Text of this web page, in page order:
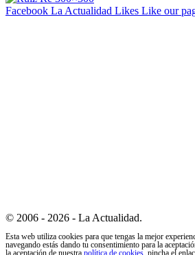
Facebook La Actualidad Likes Like our
© 2006 - 2026 - La Actualidad.
Esta web utiliza cookies para que tengas la mejor
navegando estás dando tu consentimiento para la
la aceptación de nuestra política de cookies , pincha el